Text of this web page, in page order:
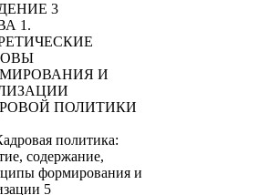
3
1.
И
ПОЛИТИКИ
политика:
содержание,
формирования и
5